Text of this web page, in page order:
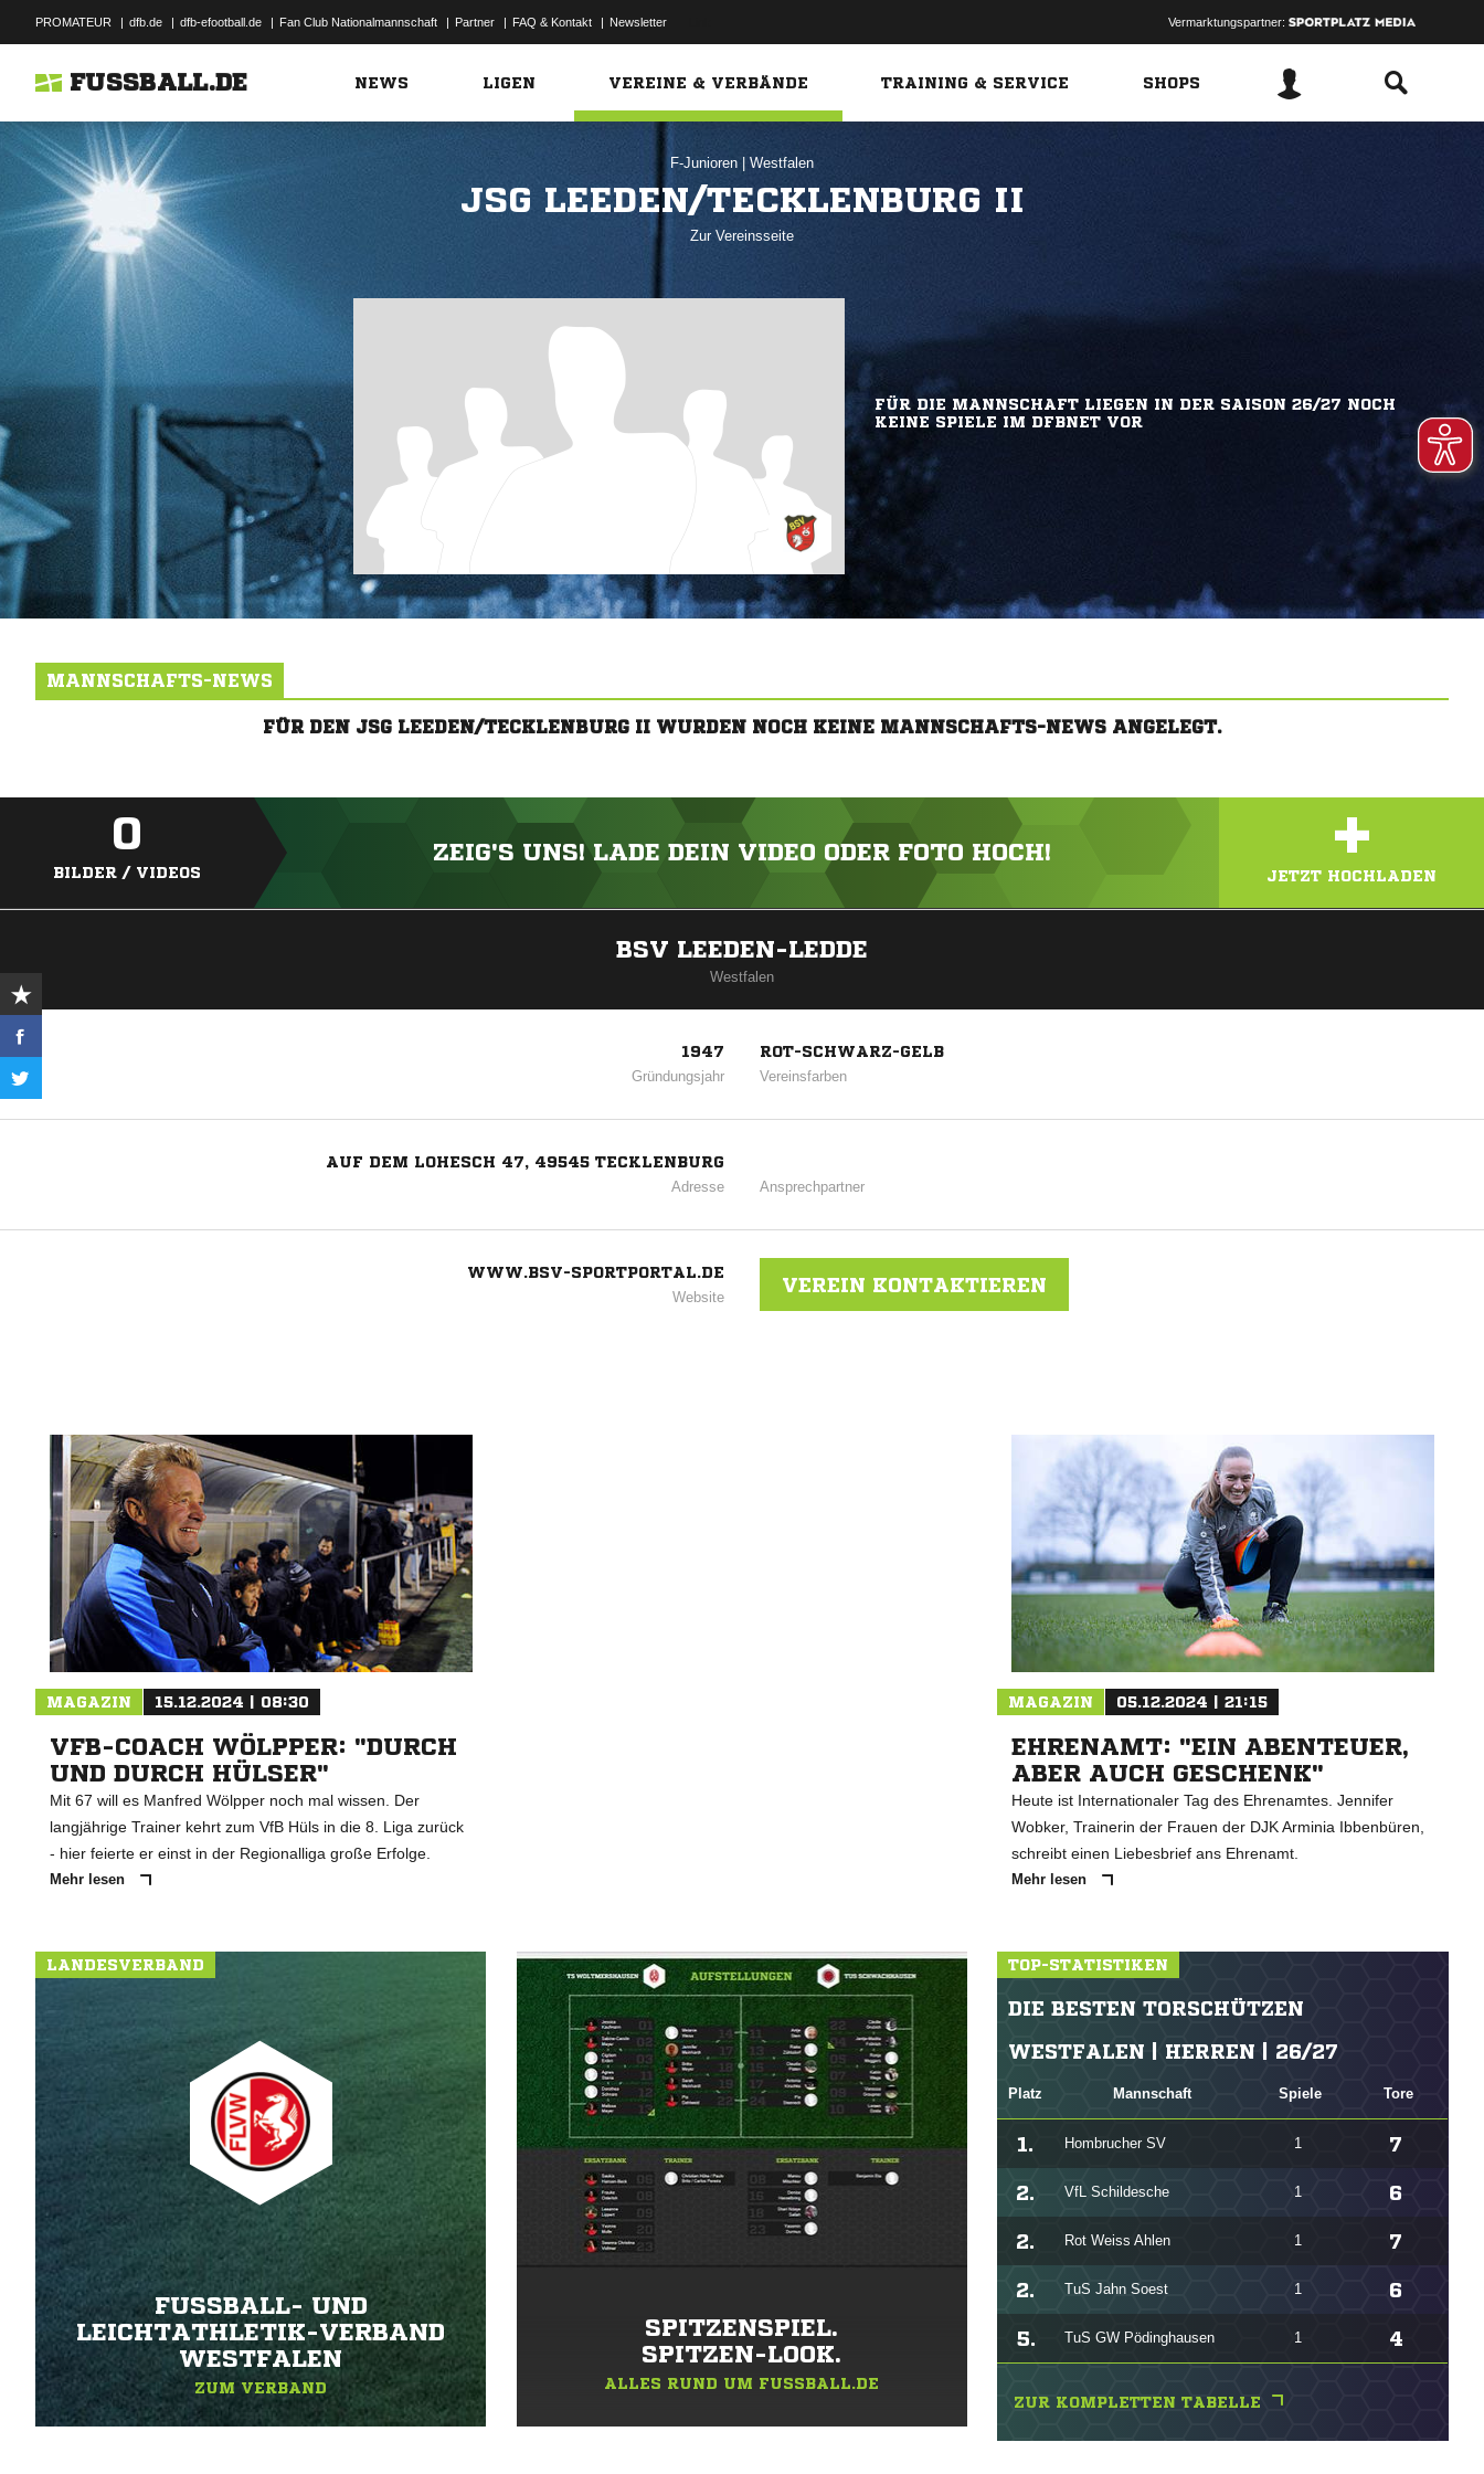
PROMATEUR | dfb.de | dfb-efootball.de | Fan Club Nationalmannschaft | Partner | FAQ & Kontakt | Newsletter Vermarktungspartner:
FUSSBALL.DE NEWS LIGEN VEREINE & VERBÄNDE TRAINING & SERVICE SHOPS
F-Junioren Westfalen
JSG LEEDEN/TECKLENBURG II
Zur Vereinsseite
FÜR DIE MANNSCHAFT LIEGEN IN DER SAISON 26/27 NOCH
KEINE SPIELE IM DFBNET VOR
MANNSCHAFTS-NEWS
FÜR DEN JSG LEEDEN/TECKLENBURG II WURDEN NOCH KEINE MANNSCHAFTS-NEWS ANGELEGT.
0
BILDER / VIDEOS
ZEIG'S UNS! LADE DEIN VIDEO ODER FOTO HOCH! +
JETZT HOCHLADEN
BSV LEEDEN-LEDDE
Westfalen
1947
Gründungsjahr
ROT-SCHWARZ-GELB
Vereinsfarben
AUF DEM LOHESCH 47, 49545 TECKLENBURG
Adresse Ansprechpartner
WWW.BSV-SPORTPORTAL.DE
Website
VEREIN KONTAKTIEREN
MAGAZIN 15.12.2024 | 08:30
VFB-COACH WÖLPPER: "DURCH
UND DURCH HÜLSER"
Mit 67 will es Manfred Wölpper noch mal wissen. Der
langjährige Trainer kehrt zum VfB Hüls in die 8. Liga zurück
- hier feierte er einst in der Regionalliga große Erfolge.
Mehr lesen
MAGAZIN 05.12.2024 | 21:15
EHRENAMT: "EIN ABENTEUER,
ABER AUCH GESCHENK"
Heute ist Internationaler Tag des Ehrenamtes. Jennifer
Wobker, Trainerin der Frauen der DJK Arminia Ibbenbüren,
schreibt einen Liebesbrief ans Ehrenamt.
Mehr lesen
LANDESVERBAND
FUSSBALL- UND L
EICHTATHLETIK-VERBAND W
ESTFALEN
ZUM VERBAND
SPITZENSPIEL.
SPITZEN-LOOK.
ALLES RUND UM FUSSBALL.DE
TOP-STATISTIKEN
DIE BESTEN TORSCHÜTZEN
WESTFALEN | HERREN | 26/27
Platz Mannschaft Spiele Tore
1. Hombrucher SV 1 7
2. VfL Schildesche 1 6
2. Rot Weiss Ahlen 1 7
2. TuS Jahn Soest 1 6
5. TuS GW Pödinghausen 1 4
ZUR KOMPLETTEN TABELLE